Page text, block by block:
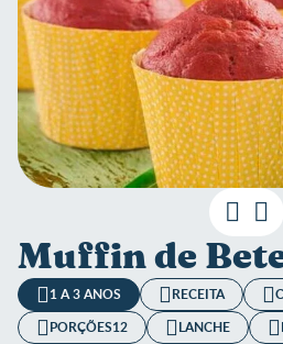
Muffin de
1 A 3 ANOS RECEITA
PORÇÕES12 LANCHE